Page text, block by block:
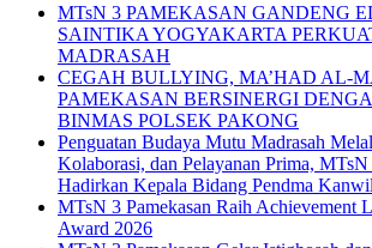
MTsN 3 PAMEKASAN GANDENG
SAINTIKA YOGYAKARTA
MADRASAH
CEGAH BULLYING, MA’HAD AL-
PAMEKASAN BERSINERGI
BINMAS POLSEK PAKONG
Penguatan Budaya Mutu Madrasah
Kolaborasi, dan Pelayanan Prima, MTsN
Hadirkan Kepala Bidang Pendma
MTsN 3 Pamekasan Raih Achievement
Award 2026